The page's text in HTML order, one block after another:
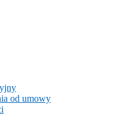
od umowy